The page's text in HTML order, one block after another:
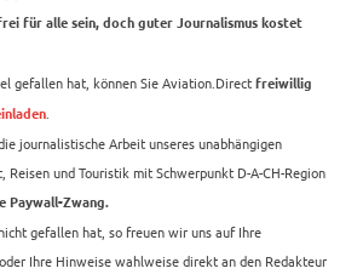
für alle sein, doch guter Journalismus kostet
gefallen hat, können Sie Aviation.Direct freiwillig
.
journalistische Arbeit unseres unabhängigen
Reisen und Touristik mit Schwerpunkt D-A-CH-Region
Paywall-Zwang.
gefallen hat, so freuen wir uns auf Ihre
Ihre Hinweise wahlweise direkt an den Redakteur